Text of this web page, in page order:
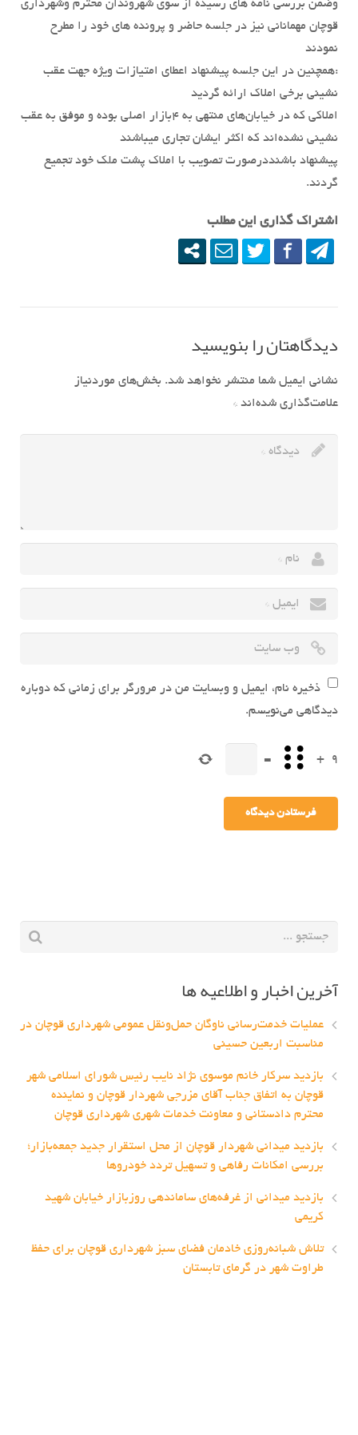
وضمن بررسی نامه های رسیده از سوی شهروندان محترم وشهرداری
قوچان مهمانانی نیز در جلسه حاضر و پرونده های خود را مطرح
نمودند
:همچنین در این جلسه پیشنهاد اعطای امتیازات ویژه جهت عقب
نشینی برخی املاک ارائه گردید
املاکی که در خیابان‌های منتهی به ۴بازار اصلی بوده و موفق به عقب
نشینی نشده‌اند که اکثر ایشان تجاری میباشند
پیشنهاد باشنددرصورت تصویب با املاک پشت ملک خود تجمیع
گردند.
اشتراک گذاری این مطلب
دیدگاهتان را بنویسید
نشانی ایمیل شما منتشر نخواهد شد. بخش‌های موردنیاز
علامت‌گذاری شده‌اند *
ذخیره نام، ایمیل و وبسایت من در مرورگر برای زمانی که دوباره
دیدگاهی می‌نویسم.
9
+
=
آخرین اخبار و اطلاعیه ها
عملیات خدمت‌رسانی ناوگان حمل‌ونقل عمومی شهرداری قوچان در
مناسبت اربعین حسینی
بازدید سرکار خانم موسوی نژاد نایب رئیس شورای اسلامی شهر
قوچان به اتفاق جناب آقای مزرجی شهردار قوچان و نماینده
محترم دادستانی و معاونت خدمات شهری شهرداری قوچان
بازدید میدانی شهردار قوچان از محل استقرار جدید جمعه‌بازار؛
بررسی امکانات رفاهی و تسهیل تردد خودروها
بازدید میدانی از غرفه‌های ساماندهی روزبازار خیابان شهید
کریمی
تلاش شبانه‌روزی خادمان فضای سبز شهرداری قوچان برای حفظ
طراوت شهر در گرمای تابستان